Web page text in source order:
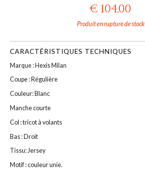
€ 104,00
Produit en rupture de stock
CARACTÉRISTIQUES TECHNIQUES
Marque : Hexis Milan
Coupe : Régulière
Couleur: Blanc
Manche courte
Col : tricot à volants
Bas : Droit
Tissu: Jersey
Motif : couleur unie.